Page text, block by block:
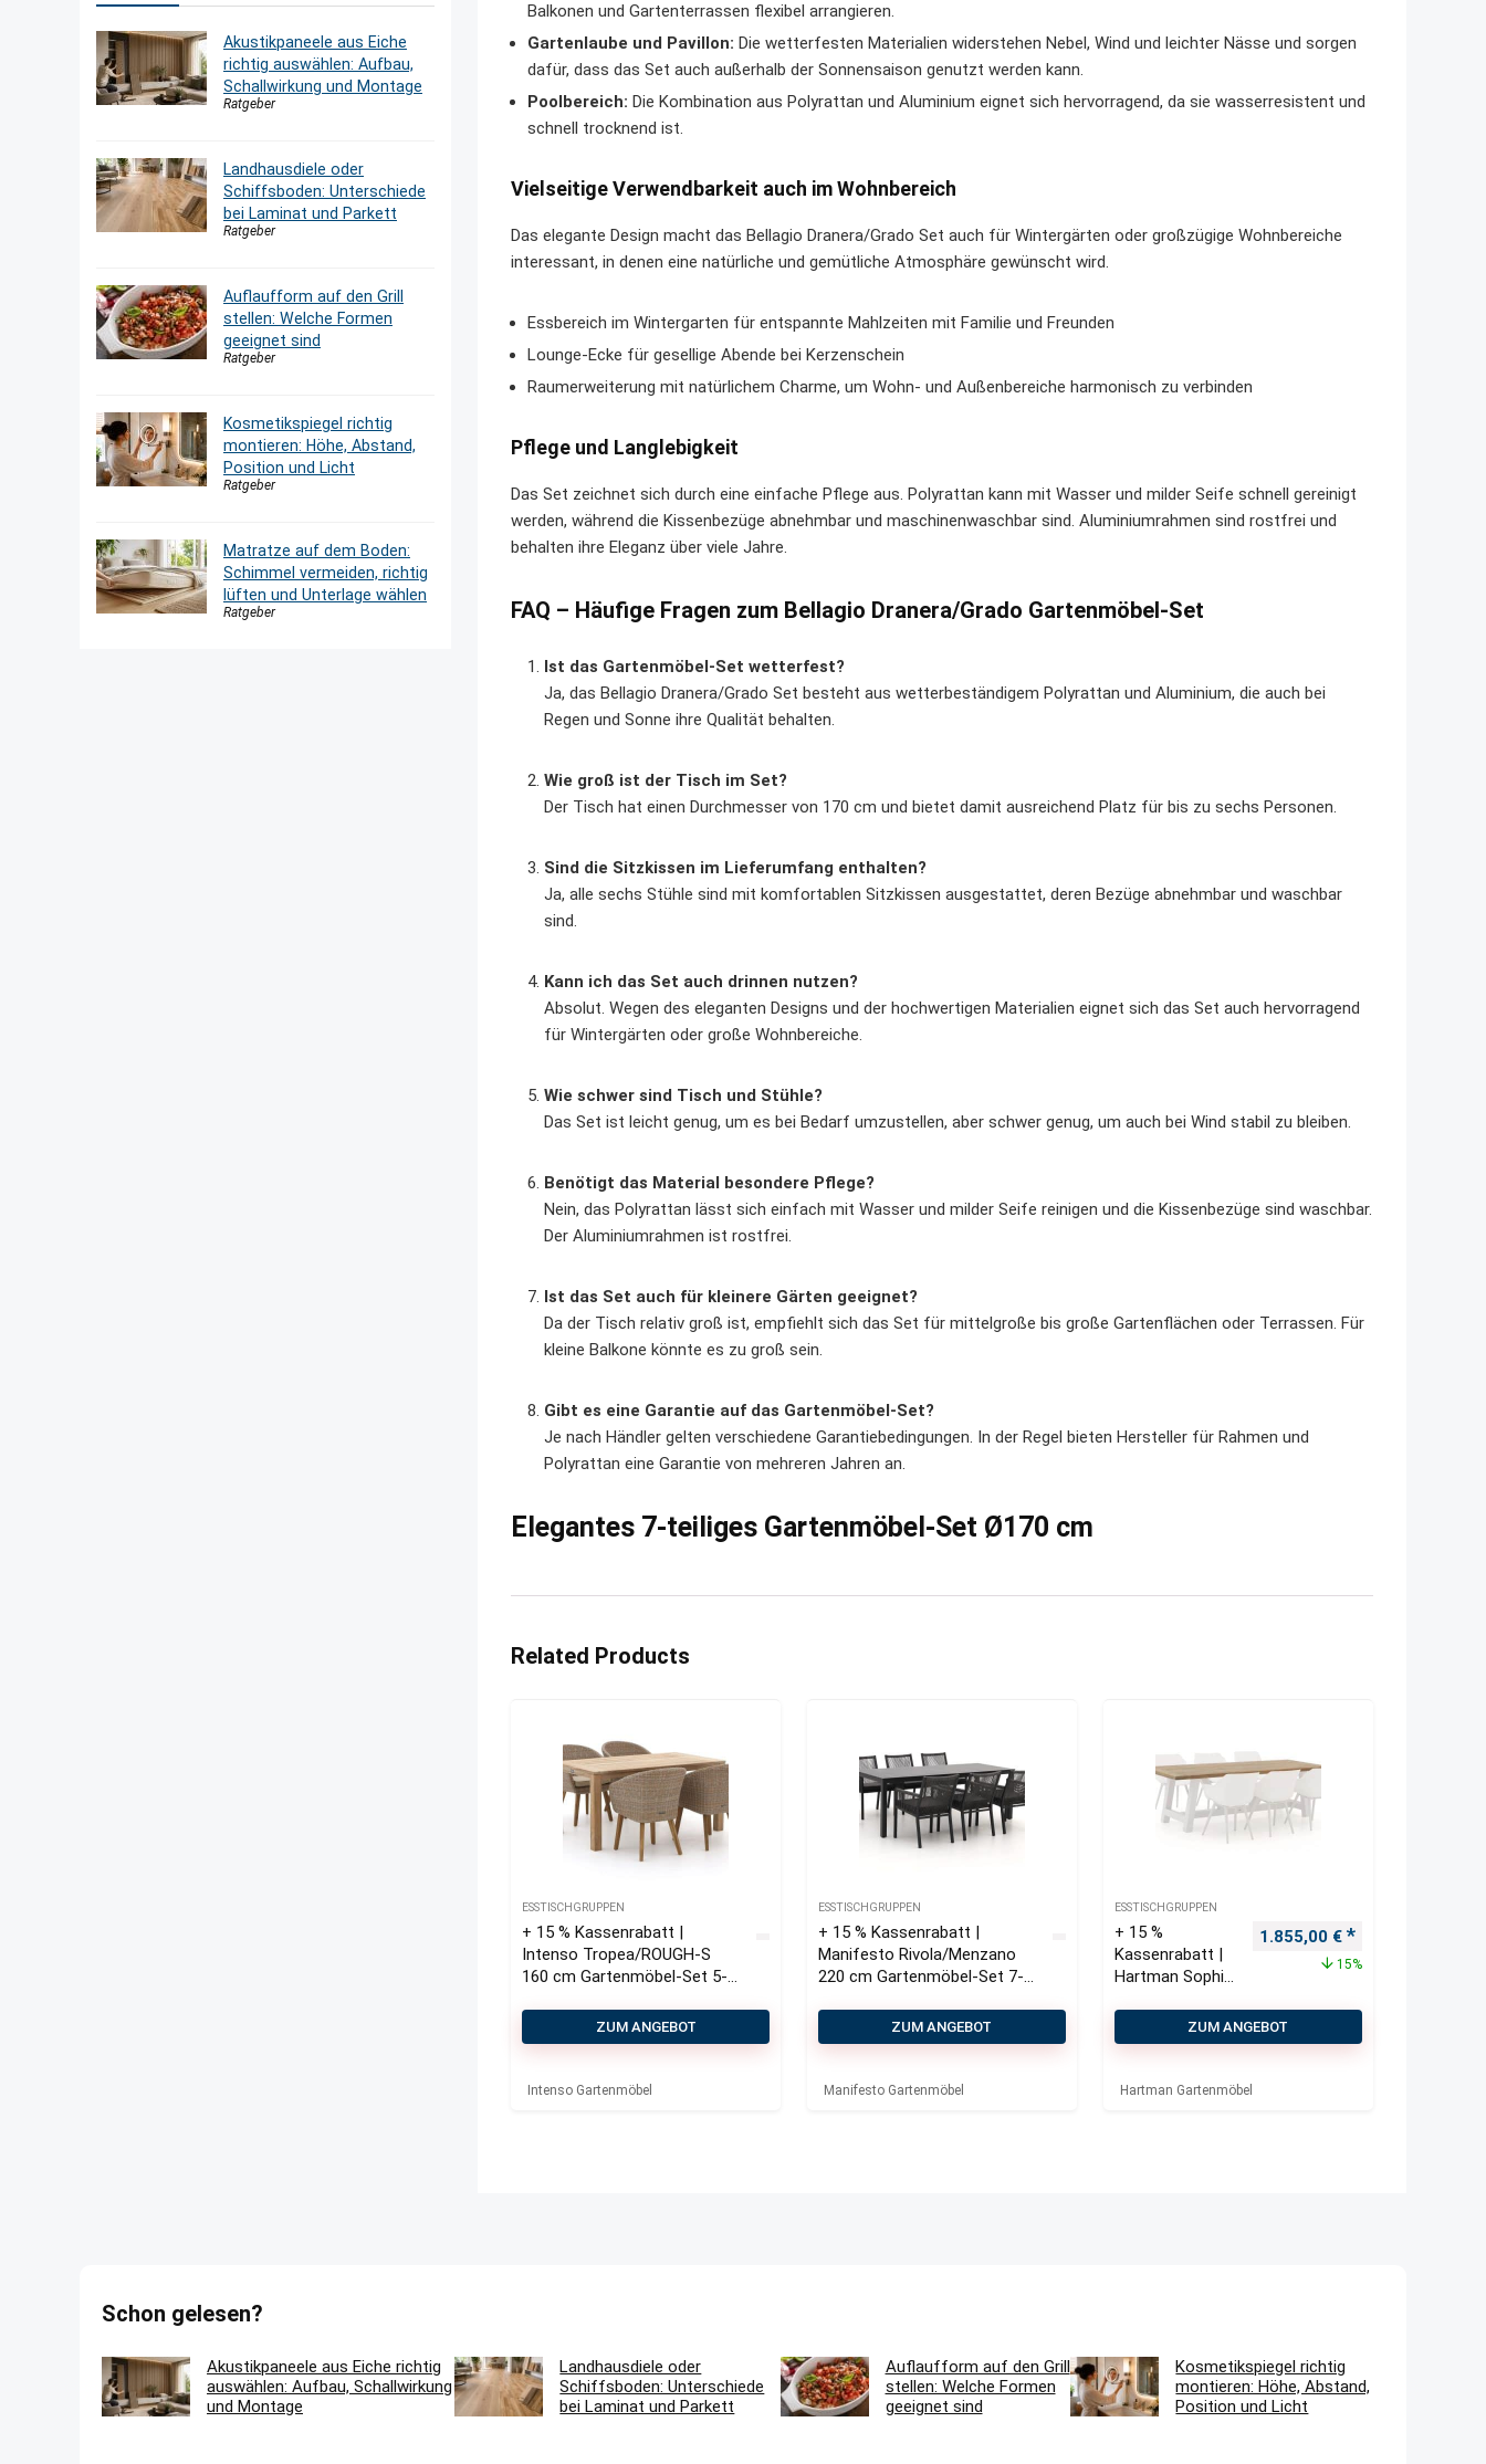
Balkonen und Gartenterrassen flexibel arrangieren.
Gartenlaube und Pavillon: Die wetterfesten Materialien widerstehen Nebel, Wind und leichter Nässe und sorgen
dafür, dass das Set auch außerhalb der Sonnensaison genutzt werden kann.
Poolbereich: Die Kombination aus Polyrattan und Aluminium eignet sich hervorragend, da sie wasserresistent und
schnell trocknend ist.
Vielseitige Verwendbarkeit auch im Wohnbereich
Das elegante Design macht das Bellagio Dranera/Grado Set auch für Wintergärten oder großzügige Wohnbereiche
interessant, in denen eine natürliche und gemütliche Atmosphäre gewünscht wird.
Essbereich im Wintergarten für entspannte Mahlzeiten mit Familie und Freunden
Lounge-Ecke für gesellige Abende bei Kerzenschein
Raumerweiterung mit natürlichem Charme, um Wohn- und Außenbereiche harmonisch zu verbinden
Pflege und Langlebigkeit
Das Set zeichnet sich durch eine einfache Pflege aus. Polyrattan kann mit Wasser und milder Seife schnell gereinigt
werden, während die Kissenbezüge abnehmbar und maschinenwaschbar sind. Aluminiumrahmen sind rostfrei und
behalten ihre Eleganz über viele Jahre.
FAQ – Häufige Fragen zum Bellagio Dranera/Grado Gartenmöbel-Set
Ist das Gartenmöbel-Set wetterfest?
Ja, das Bellagio Dranera/Grado Set besteht aus wetterbeständigem Polyrattan und Aluminium, die auch bei
Regen und Sonne ihre Qualität behalten.
Wie groß ist der Tisch im Set?
Der Tisch hat einen Durchmesser von 170 cm und bietet damit ausreichend Platz für bis zu sechs Personen.
Sind die Sitzkissen im Lieferumfang enthalten?
Ja, alle sechs Stühle sind mit komfortablen Sitzkissen ausgestattet, deren Bezüge abnehmbar und waschbar
sind.
Kann ich das Set auch drinnen nutzen?
Absolut. Wegen des eleganten Designs und der hochwertigen Materialien eignet sich das Set auch hervorragend
für Wintergärten oder große Wohnbereiche.
Wie schwer sind Tisch und Stühle?
Das Set ist leicht genug, um es bei Bedarf umzustellen, aber schwer genug, um auch bei Wind stabil zu bleiben.
Benötigt das Material besondere Pflege?
Nein, das Polyrattan lässt sich einfach mit Wasser und milder Seife reinigen und die Kissenbezüge sind waschbar.
Der Aluminiumrahmen ist rostfrei.
Ist das Set auch für kleinere Gärten geeignet?
Da der Tisch relativ groß ist, empfiehlt sich das Set für mittelgroße bis große Gartenflächen oder Terrassen. Für
kleine Balkone könnte es zu groß sein.
Gibt es eine Garantie auf das Gartenmöbel-Set?
Je nach Händler gelten verschiedene Garantiebedingungen. In der Regel bieten Hersteller für Rahmen und
Polyrattan eine Garantie von mehreren Jahren an.
Elegantes 7-teiliges Gartenmöbel-Set Ø170 cm
Related Products
ESSTISCHGRUPPEN
+ 15 % Kassenrabatt |
Intenso Tropea/ROUGH-S
160 cm Gartenmöbel-Set 5-
ZUM ANGEBOT
Intenso Gartenmöbel
ESSTISCHGRUPPEN
+ 15 % Kassenrabatt |
Manifesto Rivola/Menzano
220 cm Gartenmöbel-Set 7-
ZUM ANGEBOT
Manifesto Gartenmöbel
ESSTISCHGRUPPEN
+ 15 %
Kassenrabatt |
Hartman Sophie
Gartenmöbel-
Ursprünglicher Preis war:
1.855,00 € Aktueller Preis
15%
ZUM ANGEBOT
Hartman Gartenmöbel
Akustikpaneele aus Eiche
richtig auswählen: Aufbau,
Schallwirkung und Montage
Ratgeber
Landhausdiele oder
Schiffsboden: Unterschiede
bei Laminat und Parkett
Ratgeber
Auflaufform auf den Grill
stellen: Welche Formen
geeignet sind
Ratgeber
Kosmetikspiegel richtig
montieren: Höhe, Abstand,
Position und Licht
Ratgeber
Matratze auf dem Boden:
Schimmel vermeiden, richtig
lüften und Unterlage wählen
Ratgeber
Schon gelesen?
Akustikpaneele aus Eiche richtig
auswählen: Aufbau, Schallwirkung
und Montage
Landhausdiele oder
Schiffsboden: Unterschiede
bei Laminat und Parkett
Auflaufform auf den Grill
stellen: Welche Formen
geeignet sind
Kosmetikspiegel richtig
montieren: Höhe, Abstand,
Position und Licht